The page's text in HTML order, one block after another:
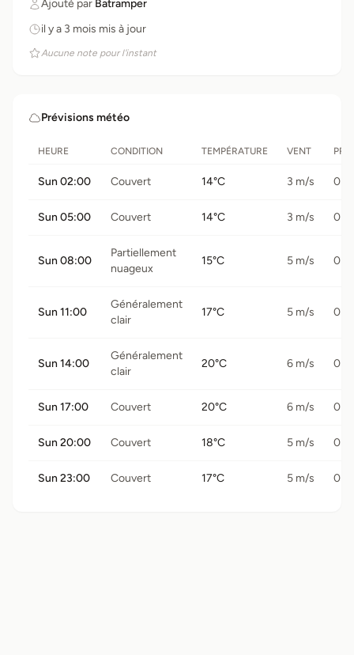
Ajouté par Batramper
il y a 3 mois mis à jour
Aucune note pour l'instant
Prévisions météo
HEURE CONDITION TEMPÉRATURE VENT
Sun 02:00 Couvert 14°C 3 m/s 0
Sun 05:00 Couvert 14°C 3 m/s 0
Sun 08:00
Partiellement
nuageux
15°C 5 m/s 0
Sun 11:00
Généralement
clair
17°C 5 m/s 0
Sun 14:00
Généralement
clair
20°C 6 m/s 0
Sun 17:00 Couvert 20°C 6 m/s 0
Sun 20:00 Couvert 18°C 5 m/s 0
Sun 23:00 Couvert 17°C 5 m/s 0